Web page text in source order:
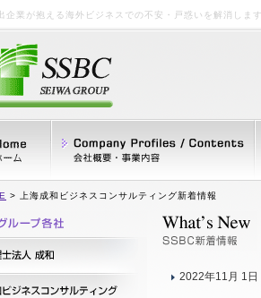
企業が抱える海外ビジネスでの不安・戸惑いを解消しま
> 上海成和ビジネスコンサルティング新着情報
2022年11月 1日